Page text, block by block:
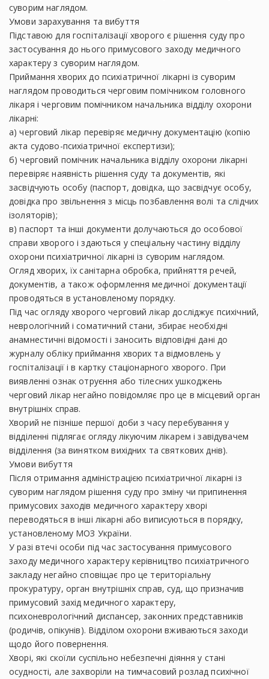
суворим наглядом.
Умови зарахування та вибуття
Підставою для госпіталізації хворого є рішення суду про
застосування до нього примусового заходу медичного
характеру з суворим наглядом.
Приймання хворих до психіатричної лікарні із суворим
наглядом проводиться черговим помічником головного
лікаря і черговим помічником начальника відділу охорони
лікарні:
а) черговий лікар перевіряє медичну документацію (копію
акта судово-психіатричної експертизи);
б) черговий помічник начальника відділу охорони лікарні
перевіряє наявність рішення суду та документів, які
засвідчують особу (паспорт, довідка, що засвідчує особу,
довідка про звільнення з місць позбавлення волі та слідчих
ізоляторів);
в) паспорт та інші документи долучаються до особової
справи хворого і здаються у спеціальну частину відділу
охорони психіатричної лікарні із суворим наглядом.
Огляд хворих, їх санітарна обробка, прийняття речей,
документів, а також оформлення медичної документації
проводяться в установленому порядку.
Під час огляду хворого черговий лікар досліджує психічний,
неврологічний і соматичний стани, збирає необхідні
анамнестичні відомості і заносить відповідні дані до
журналу обліку приймання хворих та відмовлень у
госпіталізації і в картку стаціонарного хворого. При
виявленні ознак отруєння або тілесних ушкоджень
черговий лікар негайно повідомляє про це в місцевий орган
внутрішніх справ.
Хворий не пізніше першої доби з часу перебування у
відділенні підлягає огляду лікуючим лікарем і завідувачем
відділення (за винятком вихідних та святкових днів).
Умови вибуття
Після отримання адміністрацією психіатричної лікарні із
суворим наглядом рішення суду про зміну чи припинення
примусових заходів медичного характеру хворі
переводяться в інші лікарні або виписуються в порядку,
установленому МОЗ України.
У разі втечі особи під час застосування примусового
заходу медичного характеру керівництво психіатричного
закладу негайно сповіщає про це територіальну
прокуратуру, орган внутрішніх справ, суд, що призначив
примусовий захід медичного характеру,
психоневрологічний диспансер, законних представників
(родичів, опікунів). Відділом охорони вживаються заходи
щодо його повернення.
Хворі, які скоїли суспільно небезпечні діяння у стані
осудності, але захворіли на тимчасовий розлад психічної